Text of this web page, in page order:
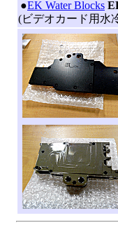
●EK Water Blocks
(ビデオカード用水